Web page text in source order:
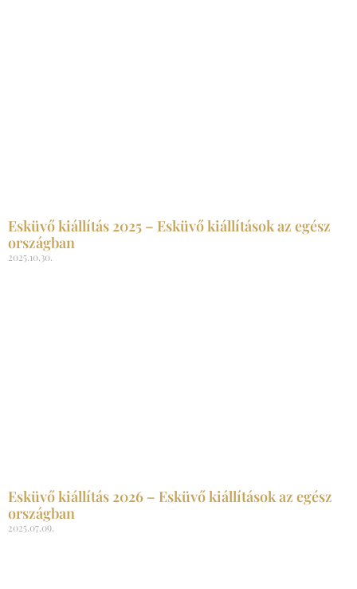
Esküvő kiállítás 2025 – Esküvő kiállítások az egész
országban
2025.10.30.
Esküvő kiállítás 2026 – Esküvő kiállítások az egész
országban
2025.07.09.